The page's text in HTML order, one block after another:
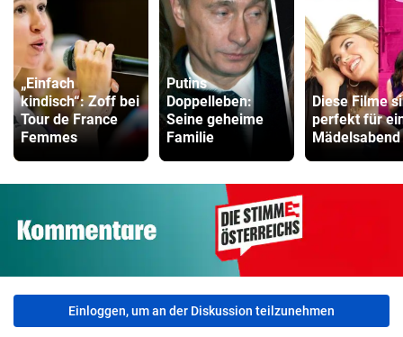
„Einfach
kindisch“: Zoff bei
Tour de France
Femmes
Putins
Doppelleben:
Seine geheime
Familie
Diese Filme
perfekt für
Mädelsabend
Einloggen, um an der Diskussion teilzunehmen